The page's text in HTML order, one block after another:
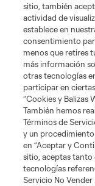
Términos de servicio
Cookies Settings
©2026 MLS. El nombre
marcas registradas de
de los equipos de la
de la MLS o son
desautorizado está
sitio, también
actividad de
establece en
consentimiento
menos que retires
más información
otras tecnologías
participar en
“Cookies y Balizas
También hemos
Términos de
y un
en “Aceptar y
sitio, aceptas tanto
tecnologías
Servicio No